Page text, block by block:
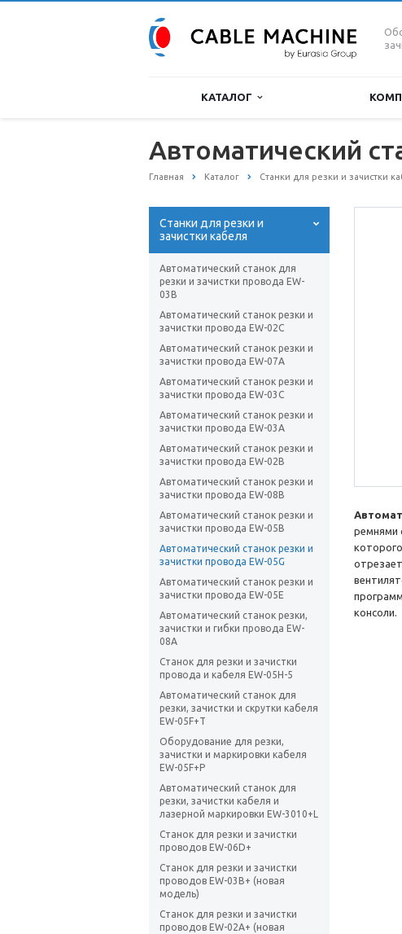
КАТАЛОГ
Автоматический
Главная Каталог Станки для резки и зачистки
Станки для резки и
зачистки кабеля
Автоматический станок для
резки и зачистки провода EW-
03B
Автоматический станок резки и
зачистки провода EW-02C
Автоматический станок резки и
зачистки провода EW-07A
Автоматический станок резки и
зачистки провода EW-03C
Автоматический станок резки и
зачистки провода EW-03A
Автоматический станок резки и
зачистки провода EW-02B
Автоматический станок резки и
зачистки провода EW-08B
Автоматический станок резки и
зачистки провода EW-05B
Автоматический станок резки и
зачистки провода EW-05G
Автоматический станок резки и
зачистки провода EW-05E
Автоматический станок резки,
зачистки и гибки провода EW-
08A
Станок для резки и зачистки
провода и кабеля EW-05H-5
Автоматический станок для
резки, зачистки и скрутки кабеля
EW-05F+T
Оборудование для резки,
зачистки и маркировки кабеля
EW-05F+P
Автоматический станок для
резки, зачистки кабеля и
лазерной маркировки EW-3010+L
Станок для резки и зачистки
проводов EW-06D+
Станок для резки и зачистки
проводов EW-03B+ (новая
модель)
Станок для резки и зачистки
проводов EW-02A+ (новая
ремнями
консоли.